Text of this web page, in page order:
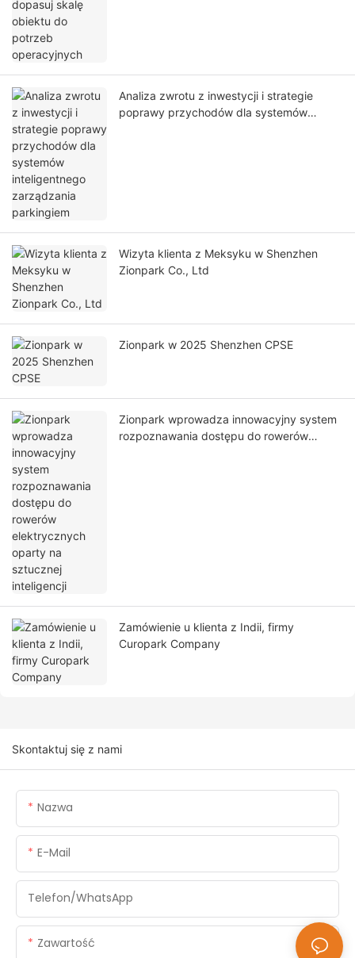
Analiza zwrotu z inwestycji i strategie
poprawy przychodów dla systemów
Wizyta klienta z Meksyku w Shenzhen
Zionpark Co., Ltd
Zionpark w 2025 Shenzhen CPSE
Zionpark wprowadza innowacyjny system
rozpoznawania dostępu do rowerów
Zamówienie u klienta z Indii, firmy
Curopark Company
Skontaktuj się z nami
Nazwa
E-Mail
Telefon/WhatsApp
Zawartość